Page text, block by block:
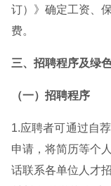
订）》确定工资、
费。
三、招聘程序及绿
（一）招聘程序
1.应聘者可通过自
申请，将简历等个
话联系各单位人才